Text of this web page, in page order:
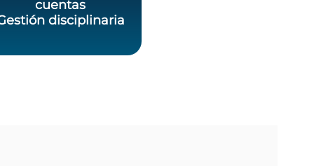
cuentas
disciplinaria